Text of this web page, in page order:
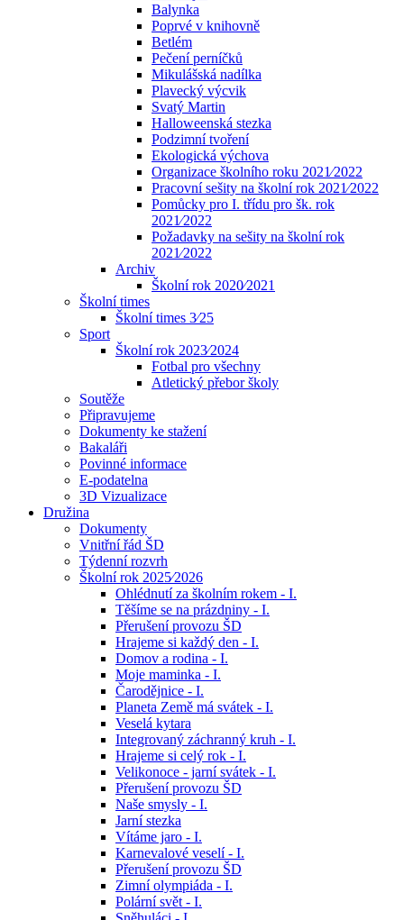
Balynka
Poprvé v knihovně
Betlém
Pečení perníčků
Mikulášská nadílka
Plavecký výcvik
Svatý Martin
Halloweenská stezka
Podzimní tvoření
Ekologická výchova
Organizace školního roku 2021⁄2022
Pracovní sešity na školní rok 2021⁄2022
Pomůcky pro I. třídu pro šk. rok
2021⁄2022
Požadavky na sešity na školní rok
2021⁄2022
Archiv
Školní rok 2020⁄2021
Školní times
Školní times 3⁄25
Sport
Školní rok 2023⁄2024
Fotbal pro všechny
Atletický přebor školy
Soutěže
Připravujeme
Dokumenty ke stažení
Bakaláři
Povinné informace
E-podatelna
3D Vizualizace
Družina
Dokumenty
Vnitřní řád ŠD
Týdenní rozvrh
Školní rok 2025⁄2026
Ohlédnutí za školním rokem - I.
Těšíme se na prázdniny - I.
Přerušení provozu ŠD
Hrajeme si každý den - I.
Domov a rodina - I.
Moje maminka - I.
Čarodějnice - I.
Planeta Země má svátek - I.
Veselá kytara
Integrovaný záchranný kruh - I.
Hrajeme si celý rok - I.
Velikonoce - jarní svátek - I.
Přerušení provozu ŠD
Naše smysly - I.
Jarní stezka
Vítáme jaro - I.
Karnevalové veselí - I.
Přerušení provozu ŠD
Zimní olympiáda - I.
Polární svět - I.